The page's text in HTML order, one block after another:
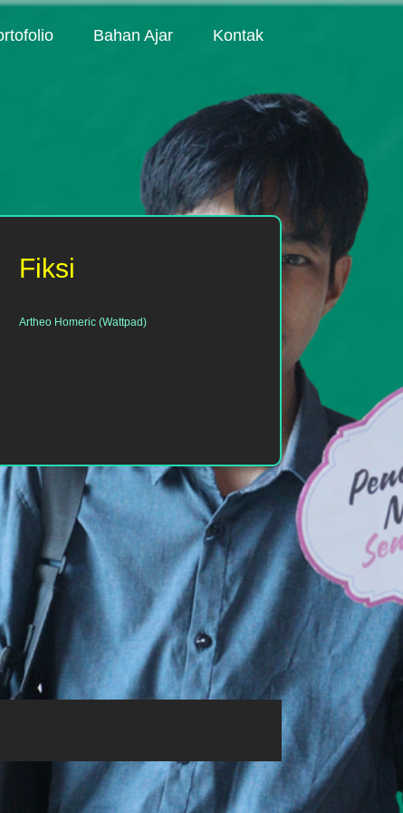
Bahan Ajar Kontak
Fiksi
Artheo Homeric (Wattpad)